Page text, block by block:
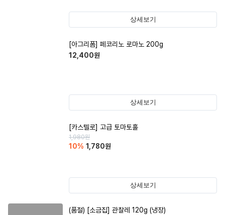
상세보기
[아그리폼] 페코리노 로마노 200g
12,400원
상세보기
[카스텔로] 고급 토마토홀
1,980원
10% 1,780원
상세보기
(품절) [소금집] 관찰레 120g (냉장)